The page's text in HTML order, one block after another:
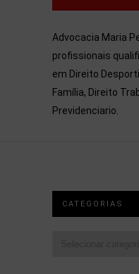
Advocacia Maria
profissionais
em Direito
Família, Direito
Previdenciario.
CATEGORIAS